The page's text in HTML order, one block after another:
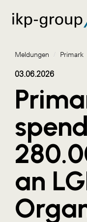
Meldungen
AKTUELLES
ACO
ALEX Krems
Amazon Web
Artweger
AustroCel
Meldungen / Primark
03.06.2026
an